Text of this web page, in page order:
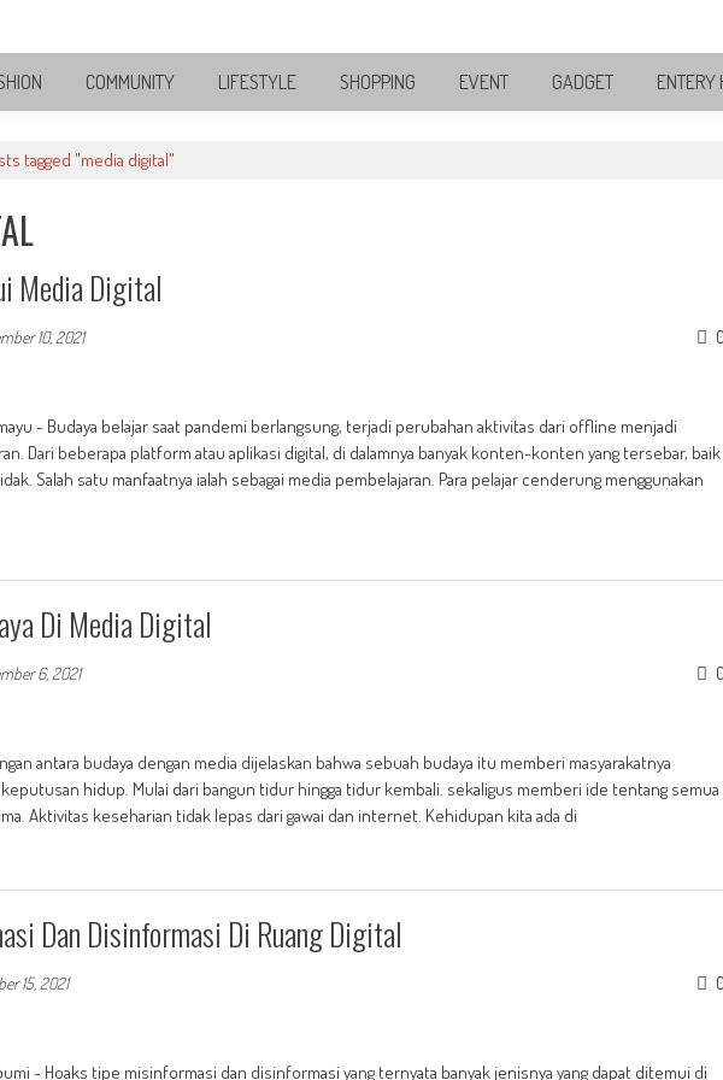
COMMUNITY LIFESTYLE SHOPPING EVENT GADGET ENTERY
tagged "media digital"
Media Digital
10, 2021
- Budaya belajar saat pandemi berlangsung, terjadi perubahan aktivitas dari offline menjadi
Dari beberapa platform atau aplikasi digital, di dalamnya banyak konten-konten yang tersebar, baik
Salah satu manfaatnya ialah sebagai media pembelajaran. Para pelajar cenderung menggunakan
Di Media Digital
6, 2021
antara budaya dengan media dijelaskan bahwa sebuah budaya itu memberi masyarakatnya
hidup. Mulai dari bangun tidur hingga tidur kembali. sekaligus memberi ide tentang semua
Aktivitas keseharian tidak lepas dari gawai dan internet. Kehidupan kita ada di
Dan Disinformasi Di Ruang Digital
15, 2021
- Hoaks tipe misinformasi dan disinformasi yang ternyata banyak jenisnya yang dapat ditemui di